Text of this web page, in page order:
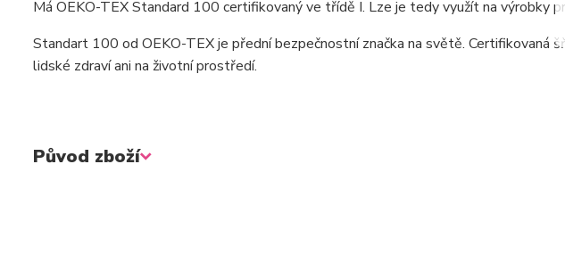
Má OEKO-TEX Standard 100 certifikovaný ve třídě I. Lze je tedy využít na výrobky
Standart 100 od OEKO-TEX je přední bezpečnostní značka na světě. Certifikovaná
lidské zdraví ani na životní prostředí.
Původ zboží